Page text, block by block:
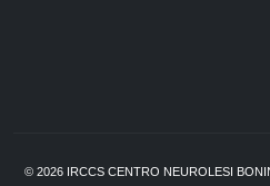
© 2026 IRCCS CENTRO NEUROLESI